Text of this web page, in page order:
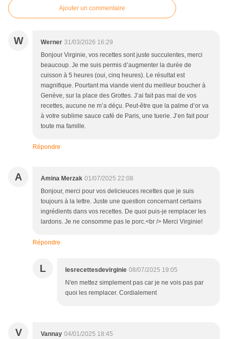
Ajouter un commentaire
W Werner 31/03/2026 16:29
Bonjour Virginie, vos recettes sont juste succulentes, merci
beaucoup. Je me suis permis d’augmenter la durée de
cuisson à 5 heures (oui, cinq heures). Le résultat est
magnifique. Pourtant ma viande vient du meilleur boucher à
Genève, sur la place des Grottes. J’ai fait pas mal de vos
recettes, aucune ne m’a déçu. Peut-être que la palme d’or va
à votre sublime sauce café de Paris, une tuerie. J’en fait pour
toute ma famille.
Répondre
A Amina Merzak 01/07/2025 22:08
Bonjour, merci pour vos delicieuces recettes que je suis
toujours à la lettre. Juste une question concernant certains
ingrédients dans vos recettes. De quoi puis-je remplacer les
lardons. Je ne consomme pas le porc.<br /> Merci Virginie!
Répondre
L lesrecettesdevirginie 08/07/2025 19:05
N'en mettez simplement pas car je ne vois pas par
quoi les remplacer. Cordialement
V Vannay 04/01/2025 18:45